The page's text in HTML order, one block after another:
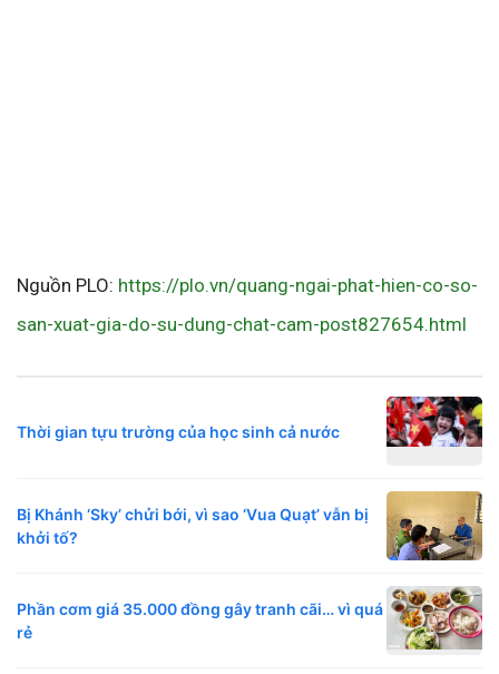
Nguồn PLO: https://plo.vn/quang-ngai-phat-hien-co-so-
san-xuat-gia-do-su-dung-chat-cam-post827654.html
Thời gian tựu trường của học sinh cả nước
Bị Khánh ‘Sky’ chửi bới, vì sao ‘Vua Quạt’ vẫn bị
khởi tố?
Phần cơm giá 35.000 đồng gây tranh cãi… vì quá
rẻ